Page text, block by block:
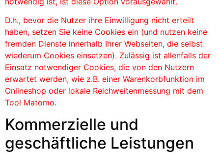
D.h., bevor die Nutzer ihre Einwilligung nicht erteilt
haben, setzen Sie keine Cookies ein (und nutzen keine
fremden Dienste innerhalb Ihrer Webseiten, die selbst
wiederum Cookies einsetzen). Zulässig ist allenfalls der
Einsatz notwendiger Cookies, die von den Nutzern
erwartet werden, wie z.B. einer Warenkorbfunktion im
Onlineshop oder lokale Reichweitenmessung mit dem
Tool Matomo.
Kommerzielle und
geschäftliche Leistungen